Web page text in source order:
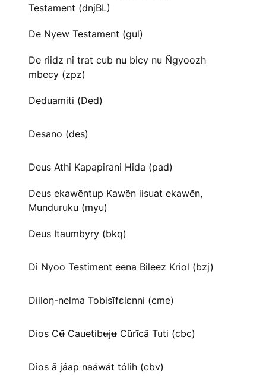
Testament (dnjBL)
De Nyew Testament (gul)
De riidz ni trat cub nu bicy nu Ñgyoozh
mbecy (zpz)
Deduamiti (Ded)
Desano (des)
Deus Athi Kapapirani Hida (pad)
Deus ekawẽntup Kawẽn iisuat ekawẽn,
Munduruku (myu)
Deus Itaumbyry (bkq)
Di Nyoo Testiment eena Bileez Kriol (bzj)
Diiloŋ-nelma Tobisĩfɛlɛnni (cme)
Dios Cʉ̃ Cauetibʉjʉ Cũrĩcã Tuti (cbc)
Dios ã jáap naáwát tólih (cbv)